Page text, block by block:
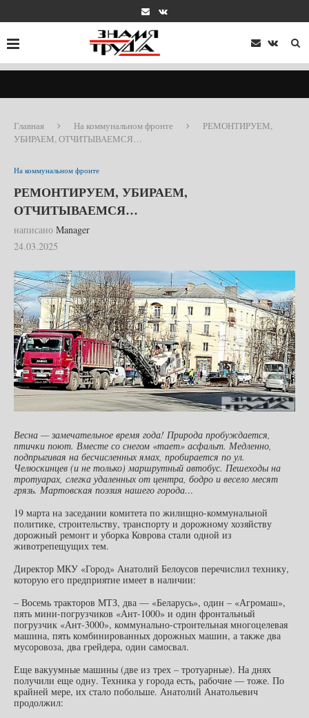
Главная На коммунальном фронте
РЕМОНТИРУЕМ,
УБИРАЕМ, ОТЧИТЫВАЕМСЯ…
На коммунальном фронте
РЕМОНТИРУЕМ, УБИРАЕМ,
ОТЧИТЫВАЕМСЯ…
написано Manager
24.03.2025
Весна — замечательное время года! Природа пробуждается,
птички поют. Вместе со снегом «тает» асфальт. Медленно,
подпрыгивая на бесчисленных ямах, пробирается по ул.
Челюскинцев (и не только) маршрутный автобус. Пешеходы на
тротуарах, слегка удаленных от центра, бодро и весело месят
грязь. Мартовская поэзия нашего города…
19 марта на заседании комитета по жилищно-коммунальной
политике, строительству, транспорту и дорожному хозяйству
дорожный ремонт и уборка Коврова стали одной из
животрепещущих тем.
Директор МКУ «Город» Анатолий Белоусов перечислил технику,
которую его предприятие имеет в наличии:
– Восемь тракторов МТЗ, два — «Беларусь», один – «Агромаш»,
пять мини-погрузчиков «Ант-1000» и один фронтальный
погрузчик «Ант-3000», коммунально-строительная многоцелевая
машина, пять комбинированных дорожных машин, а также два
мусоровоза, два грейдера, один самосвал.
Еще вакуумные машины (две из трех – тротуарные). На днях
получили еще одну. Техника у города есть, рабочие — тоже. По
крайней мере, их стало побольше. Анатолий Анатольевич
продолжил: